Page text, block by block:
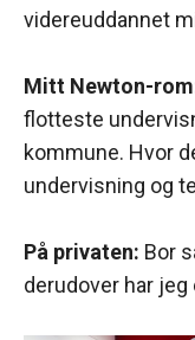
videreuddannet
Mitt Newton-
flotteste
kommune. Hvor
undervisning og
På privaten: Bor
derudover har